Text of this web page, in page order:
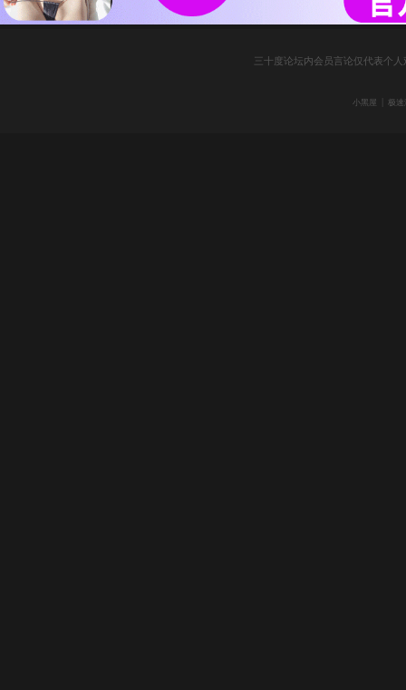
三十度论坛内会员言论仅代表个
小黑屋 极速